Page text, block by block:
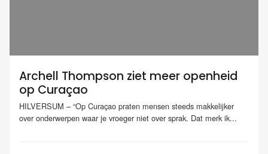
Archell Thompson ziet meer openheid
op Curaçao
HILVERSUM – “Op Curaçao praten mensen steeds makkelijker
over onderwerpen waar je vroeger niet over sprak. Dat merk ik...